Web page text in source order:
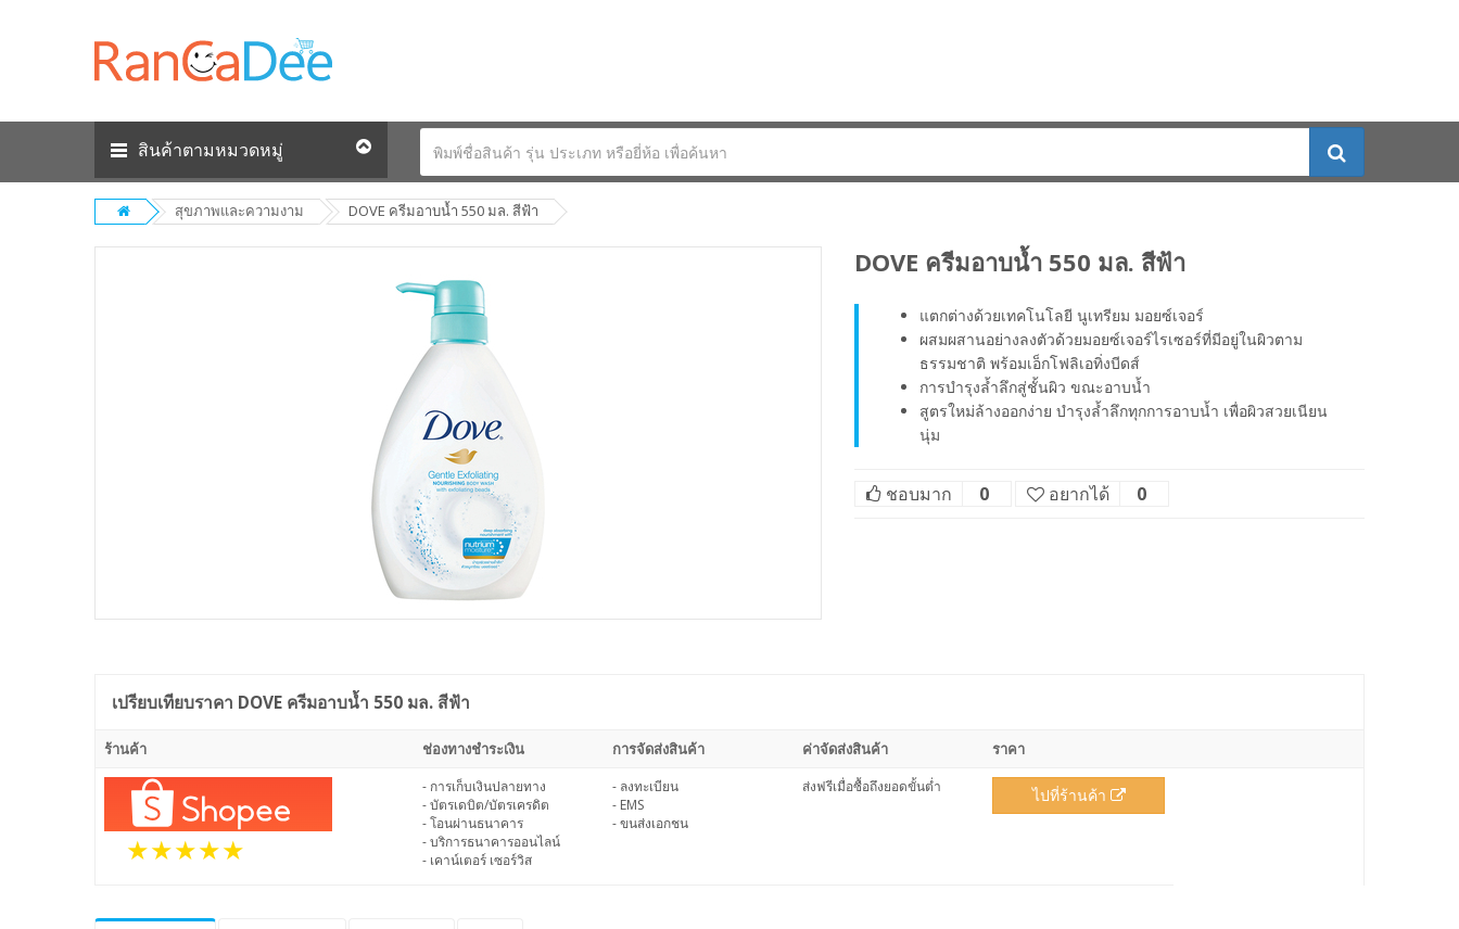
สินค้าตามหมวดหมู่
สุขภาพและความงาม DOVE ครีมอาบน้ำ 550 มล. สีฟ้า
DOVE ครีมอาบน้ำ 550 มล. สีฟ้า
แตกต่างด้วยเทคโนโลยี นูเทรียม มอยซ์เจอร์
ผสมผสานอย่างลงตัวด้วยมอยซ์เจอร์ไรเซอร์ที่มีอยู่ในผิวตาม
ธรรมชาติ พร้อมเอ็กโฟลิเอทิ่งบีดส์
การบำรุงล้ำลึกสู่ชั้นผิว ขณะอาบน้ำ
สูตรใหม่ล้างออกง่าย บำรุงล้ำลึกทุกการอาบน้ำ เพื่อผิวสวยเนียน
นุ่ม
ชอบมาก 0 อยากได้ 0
เปรียบเทียบราคา DOVE ครีมอาบน้ำ 550 มล. สีฟ้า
ร้านค้า ช่องทางชำระเงิน การจัดส่งสินค้า ค่าจัดส่งสินค้า ราคา
- การเก็บเงินปลายทาง
- บัตรเดบิต/บัตรเครดิต
- โอนผ่านธนาคาร
- บริการธนาคารออนไลน์
- เคาน์เตอร์ เซอร์วิส
- ลงทะเบียน
- EMS
- ขนส่งเอกชน
ส่งฟรีเมื่อซื้อถึงยอดขั้นต่ำ ไปที่ร้านค้า